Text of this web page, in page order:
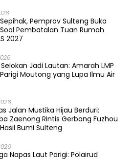
Pemprov Sulteng Buka
Pembatalan Tuan Rumah
2027
Jadi Lautan: Amarah LMP
Moutong yang Lupa Ilmu Air
Jalan Mustika Hijau Berduri:
Zaenong Rintis Gerbang Fuzhou
Bumi Sulteng
Napas Laut Parigi: Polairud